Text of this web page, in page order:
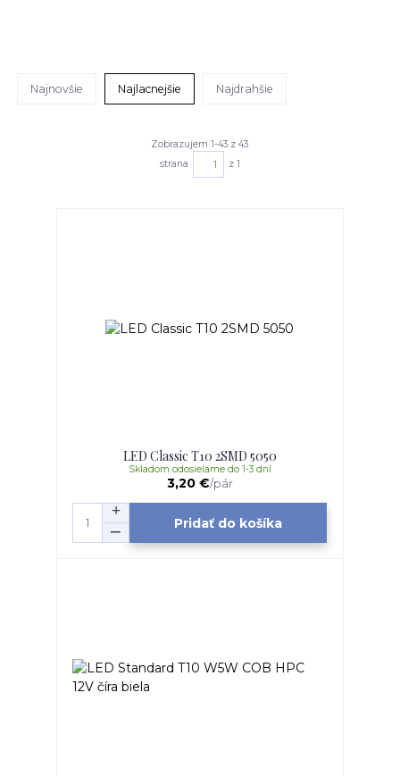
Najnovšie Najlacnejšie Najdrahšie
Zobrazujem 1-43 z 43
strana
z 1
LED Classic T10 2SMD 5050
3,20 €/pár
Skladom odosielame do 1-3 dní
Pridať do košíka